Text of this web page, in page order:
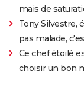
mais de
Tony Silvestre,
pas malade,
Ce chef étoilé
choisir un bon